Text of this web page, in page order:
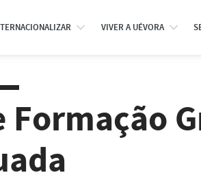
VIVER A UÉVORA
Formação